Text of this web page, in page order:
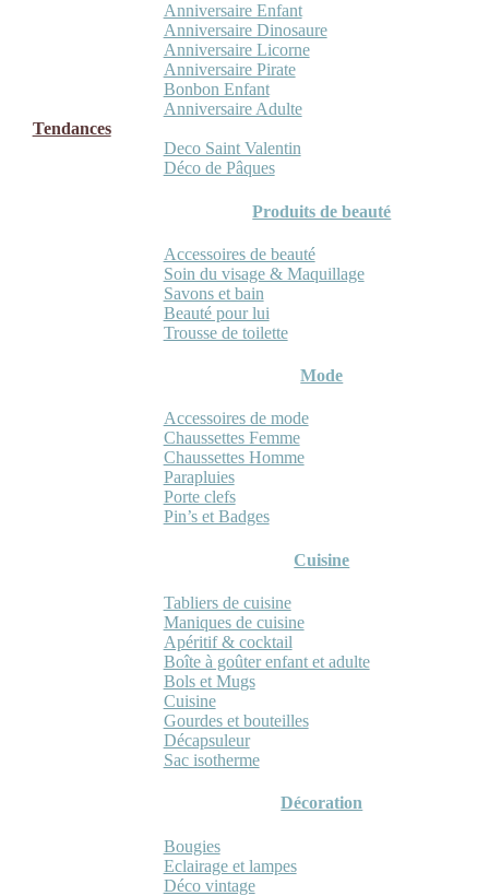
Anniversaire Enfant
Anniversaire Dinosaure
Anniversaire Licorne
Anniversaire Pirate
Bonbon Enfant
Anniversaire Adulte
Tendances
Deco Saint Valentin
Déco de Pâques
Produits de beauté
Accessoires de beauté
Soin du visage & Maquillage
Savons et bain
Beauté pour lui
Trousse de toilette
Mode
Accessoires de mode
Chaussettes Femme
Chaussettes Homme
Parapluies
Porte clefs
Pin’s et Badges
Cuisine
Tabliers de cuisine
Maniques de cuisine
Apéritif & cocktail
Boîte à goûter enfant et adulte
Bols et Mugs
Cuisine
Gourdes et bouteilles
Décapsuleur
Sac isotherme
Décoration
Bougies
Eclairage et lampes
Déco vintage